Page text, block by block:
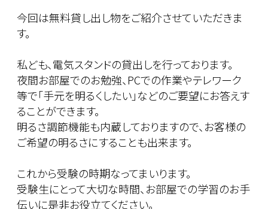
今回は無料貸し出し物をご紹介させていただきま
す。
私ども、電気スタンドの貸出しを行っております。
夜間お部屋でのお勉強、PCでの作業やテレワーク
等で「手元を明るくしたい」などのご要望にお答えす
ることができます。
明るさ調節機能も内蔵しておりますので、お客様の
ご希望の明るさにすることも出来ます。
これから受験の時期なってまいります。
受験生にとって大切な時間、お部屋での学習のお手
伝いに是非お役立てください。